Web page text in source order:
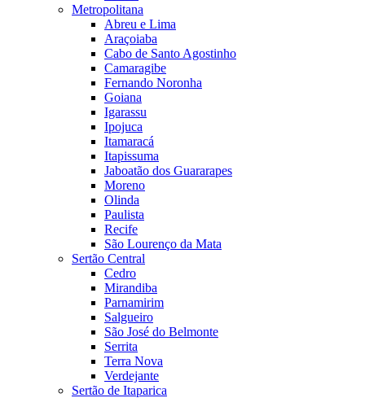
Metropolitana
Abreu e Lima
Araçoiaba
Cabo de Santo Agostinho
Camaragibe
Fernando Noronha
Goiana
Igarassu
Ipojuca
Itamaracá
Itapissuma
Jaboatão dos Guararapes
Moreno
Olinda
Paulista
Recife
São Lourenço da Mata
Sertão Central
Cedro
Mirandiba
Parnamirim
Salgueiro
São José do Belmonte
Serrita
Terra Nova
Verdejante
Sertão de Itaparica